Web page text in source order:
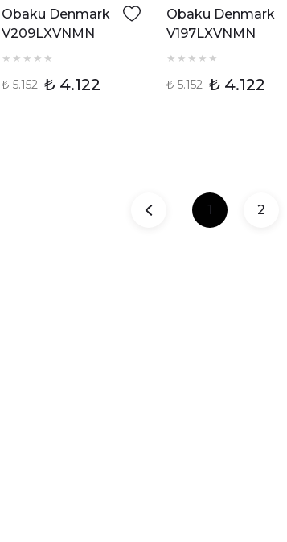
Obaku Denmark
V209LXVNMN
Kadın Kol Saati
₺ 5.152 ₺ 4.122
Obaku Denmark
V197LXVNMN
Kadın Kol Saati
₺ 5.152 ₺ 4.122
1 2